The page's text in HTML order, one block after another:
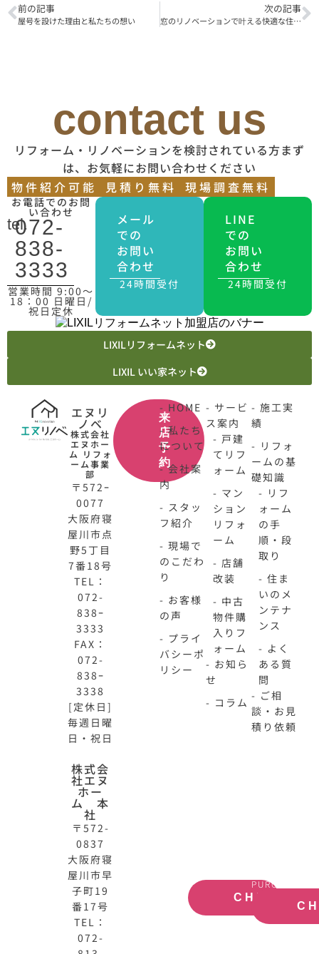
前の記事
屋号を設けた理由と私たちの想い
次の記事
窓のリノベーションで叶える快適な住まい
contact us
リフォーム・リノベーションを検討されている方まず
は、お気軽にお問い合わせください
物件紹介可能
見積り無料 現場調査無料
お電話でのお問
い合わせ
tel.
072-
838-
3333
営業時間 9:00〜
18：00 日曜日/
祝日定休
メール
での
お問い
合わせ
24時間受付
LINE
での
お問い
合わせ
24時間受付
LIXILリフォームネット
LIXIL いい家ネット
エヌリ
ノベ
株式会社
エヌホー
ム リフォ
ーム事業
部
〒572ｰ
0077
大阪府寝
屋川市点
野5丁目
7番18号
TEL：
072-
838ｰ
3333
FAX：
072-
838ｰ
3338
[定休日]
毎週日曜
日・祝日
株式会
社エヌ
ホー
ム 本
社
〒572-
0837
大阪府寝
屋川市早
子町19
番17号
TEL：
072-
来
店
予
約
- HOME
- 私たち
について
- 会社案
内
- スタッ
フ紹介
- 現場で
のこだわ
り
- お客様
の声
- プライ
バシーポ
リシー
- サービ
ス案内
- 戸建
てリフ
ォーム
- マン
ション
リフォ
ーム
- 店舗
改装
- 中古
物件購
入りフ
ォーム
- お知ら
せ
- コラム
- 施工実
績
- リフォ
ームの基
礎知識
- リフ
ォーム
の手
順・段
取り
- 住ま
いのメ
ンテナ
ンス
- よく
ある質
問
- ご相
談・お見
積り依頼
CHECK
PURCHASE